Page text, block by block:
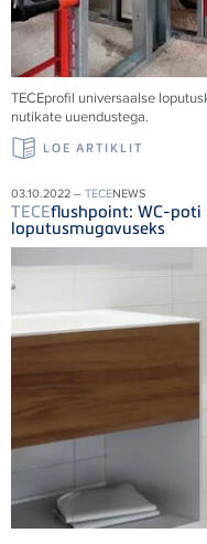
TECEprofil universaalse
nutikate uuendustega.
LOE ARTIKLIT
03.10.2022 – TECENEWS
TECEflushpoint: WC-
loputusmugavuseks